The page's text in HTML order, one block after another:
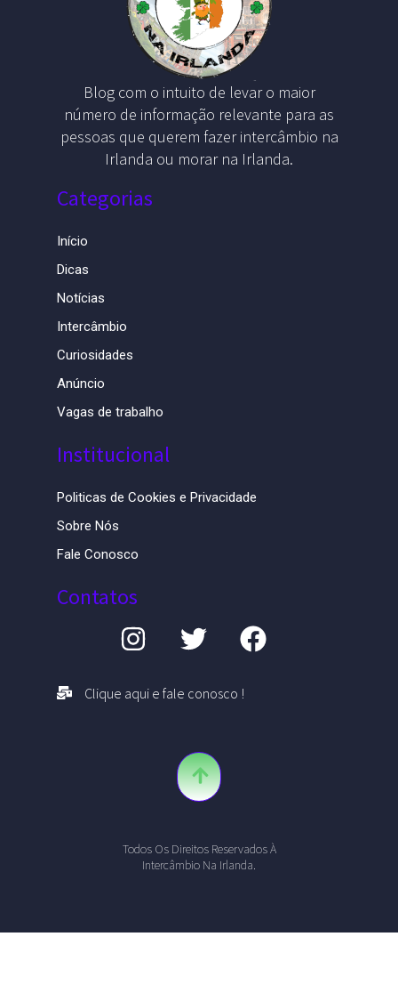
Blog com o intuito de levar o maior
número de informação relevante para as
pessoas que querem fazer intercâmbio na
Irlanda ou morar na Irlanda.
Categorias
Início
Dicas
Notícias
Intercâmbio
Curiosidades
Anúncio
Vagas de trabalho
Institucional
Politicas de Cookies e Privacidade
Sobre Nós
Fale Conosco
Contatos
Clique aqui e fale conosco !
Todos Os Direitos Reservados À
Intercâmbio Na Irlanda.